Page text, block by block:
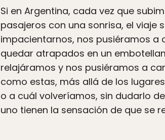
Si en Argentina, cada vez que
pasajeros con una sonrisa, el viaje
impacientarnos, nos pusiéramos a
quedar atrapados en un
relajáramos y nos pusiéramos a
como estas, más allá de los
o a cuál volveríamos, sin dudarlo
uno tienen la sensación de que se